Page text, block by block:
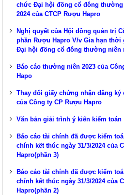
chức Đại hội đồng cổ đông thường
2024 của CTCP Rượu Hapro
Nghị quyết của Hội đồng quản trị
phần Rượu Hapro V/v Gia hạn thời
Đại hội đồng cổ đông thường niên
Báo cáo thường niên 2023 của
Hapo
Thay đổi giấy chứng nhận đăng ký
của Công ty CP Rượu Hapro
Văn bản giải trình ý kiến kiểm toán
Báo cáo tài chính đã được kiểm
chính kết thúc ngày 31/3/2024 của
Hapro(phần 3)
Báo cáo tài chính đã được kiểm
chính kết thúc ngày 31/3/2024 của
Hapro(phần 2)